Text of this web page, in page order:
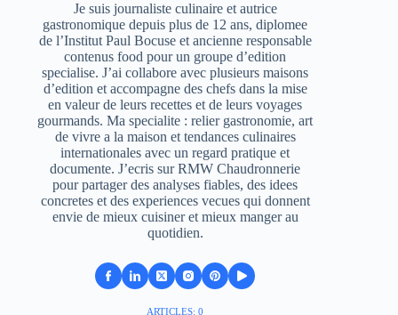
Je suis journaliste culinaire et autrice
gastronomique depuis plus de 12 ans, diplomee
de l’Institut Paul Bocuse et ancienne responsable
contenus food pour un groupe d’edition
specialise. J’ai collabore avec plusieurs maisons
d’edition et accompagne des chefs dans la mise
en valeur de leurs recettes et de leurs voyages
gourmands. Ma specialite : relier gastronomie, art
de vivre a la maison et tendances culinaires
internationales avec un regard pratique et
documente. J’ecris sur RMW Chaudronnerie
pour partager des analyses fiables, des idees
concretes et des experiences vecues qui donnent
envie de mieux cuisiner et mieux manger au
quotidien.
ARTICLES: 0